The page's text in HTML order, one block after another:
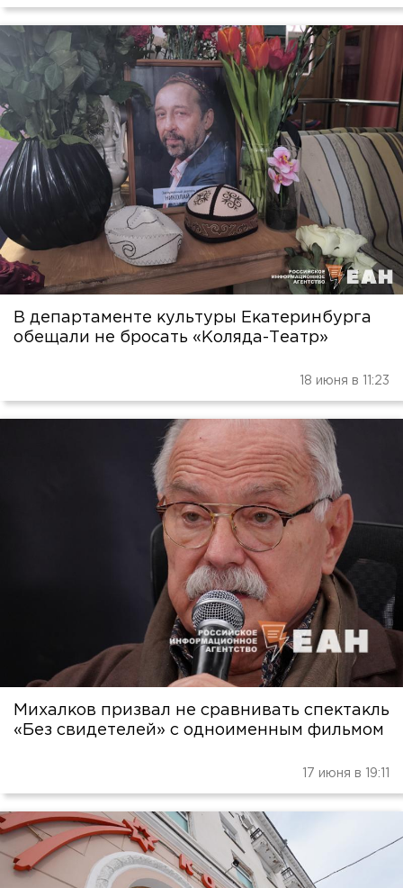
В департаменте культуры Екатеринбурга
обещали не бросать «Коляда-Театр»
18 июня в 11:23
Михалков призвал не сравнивать спектакль
«Без свидетелей» с одноименным фильмом
17 июня в 19:11